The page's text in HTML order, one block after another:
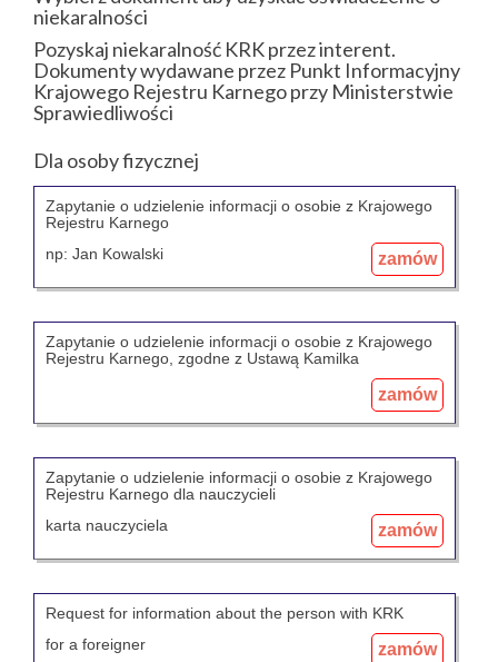
niekaralności
Pozyskaj niekaralność KRK przez interent.
Dokumenty wydawane przez Punkt Informacyjny
Krajowego Rejestru Karnego przy Ministerstwie
Sprawiedliwości
Dla osoby fizycznej
Zapytanie o udzielenie informacji o osobie z Krajowego
Rejestru Karnego
np: Jan Kowalski
zamów
Zapytanie o udzielenie informacji o osobie z Krajowego
Rejestru Karnego, zgodne z Ustawą Kamilka
zamów
Zapytanie o udzielenie informacji o osobie z Krajowego
Rejestru Karnego dla nauczycieli
karta nauczyciela
zamów
Request for information about the person with KRK
for a foreigner
zamów